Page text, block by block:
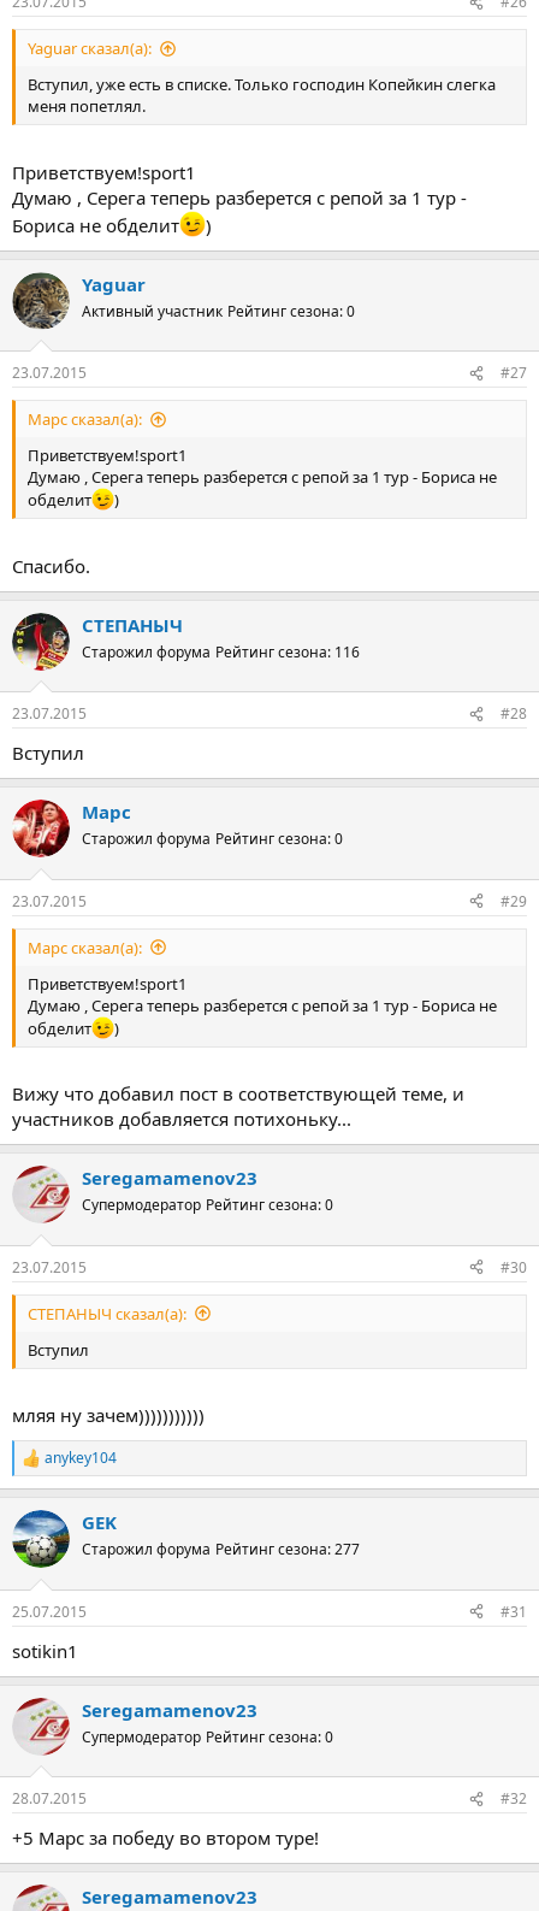
Yaguar сказал(а):
Вступил, уже есть в списке. Только господин Копейкин слегка
меня попетлял.
Приветствуем!sport1
Думаю , Серега теперь разберется с репой за 1 тур -
Бориса не обделит
)
Yaguar
Активный участник Рейтинг сезона: 0
23.07.2015 #27
Марс сказал(а):
Приветствуем!sport1
Думаю , Серега теперь разберется с репой за 1 тур - Бориса не
обделит
)
Спасибо.
СТЕПАНЫЧ
Старожил форума Рейтинг сезона: 116
23.07.2015 #28
Вступил
Марс
Старожил форума Рейтинг сезона: 0
23.07.2015 #29
Марс сказал(а):
Приветствуем!sport1
Думаю , Серега теперь разберется с репой за 1 тур - Бориса не
обделит
)
Вижу что добавил пост в соответствующей теме, и
участников добавляется потихоньку...
Seregamamenov23
Супермодератор Рейтинг сезона: 0
23.07.2015 #30
СТЕПАНЫЧ сказал(а):
Вступил
мляя ну зачем)))))))))))
Р
е
к
ц
и
anykey104
GEK
Старожил форума Рейтинг сезона: 277
25.07.2015 #31
sotikin1
Seregamamenov23
Супермодератор Рейтинг сезона: 0
28.07.2015 #32
+5 Марс за победу во втором туре!
Seregamamenov23